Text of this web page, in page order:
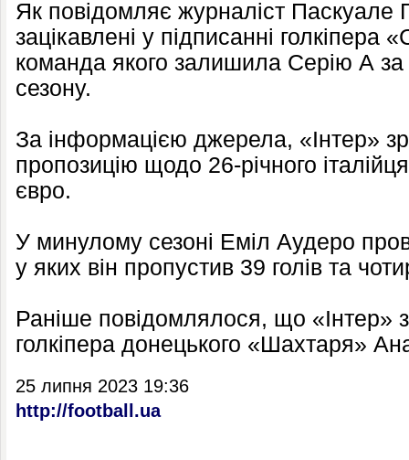
Як повідомляє журналіст Паскуале
зацікавлені у підписанні
команда якого залишила Серію А
сезону.
За інформацією джерела, «Інтер»
пропозицію щодо 26-річного
євро.
У минулому сезоні Еміл Аудеро
у яких він пропустив 39 голів та
Раніше повідомлялося, що «Інтер»
голкіпера донецького «Шахтаря»
25 липня 2023 19:36
http://football.ua